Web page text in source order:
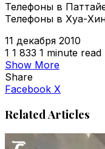
Телефоны в
Телефоны в Хуа-
11 декабря 2010
1 1 833 1 minute read
Show More
Share
Facebook X
Related Articles